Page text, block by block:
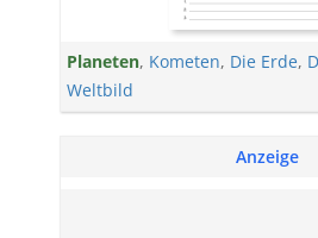
Planeten, Kometen, Die Erde,
Weltbild
Anzeige